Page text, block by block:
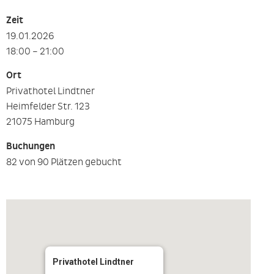
Zeit
19.01.2026
18:00 – 21:00
Ort
Privathotel Lindtner
Heimfelder Str. 123
21075 Hamburg
Buchungen
82 von 90 Plätzen gebucht
Privathotel Lindtner